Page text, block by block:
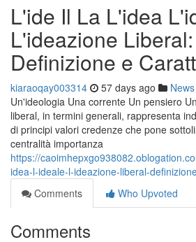
L'ide Il La L'idea
L'ideazione Liberal:
Definizione e
kiaraoqay003314 57 days ago News
Un'ideologia Una corrente Un pensiero
liberal, in termini generali, rappresenta
di principi valori credenze che pone
centralità importanza
https://
idea-l-ideale-l-ideazione-liberal-
Comments
Who Upvoted
Comments